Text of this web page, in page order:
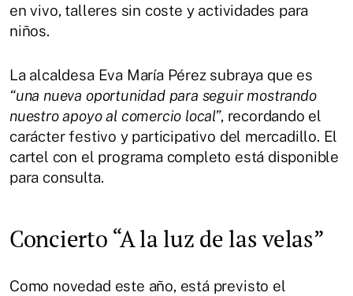
en vivo, talleres sin coste y actividades para
niños.
La alcaldesa Eva María Pérez subraya que es
“una nueva oportunidad para seguir mostrando
nuestro apoyo al comercio local”, recordando el
carácter festivo y participativo del mercadillo. El
cartel con el programa completo está disponible
para consulta.
Concierto “A la luz de las velas”
Como novedad este año, está previsto el